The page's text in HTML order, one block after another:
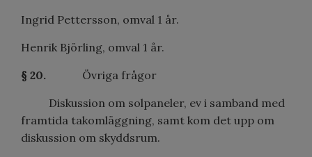
Ingrid Pettersson, omval 1 år.
Henrik Björling, omval 1 år.
§ 20. Övriga frågor
Diskussion om solpaneler, ev i samband med
framtida takomläggning, samt kom det upp om
diskussion om skyddsrum.